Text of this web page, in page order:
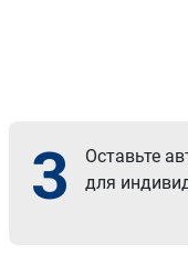
3
Оставьте
для